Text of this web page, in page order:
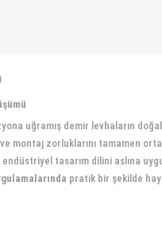
uğramış demir levhaların
montaj zorluklarını tamamen
tasarım dilini aslına
pratik bir şekilde